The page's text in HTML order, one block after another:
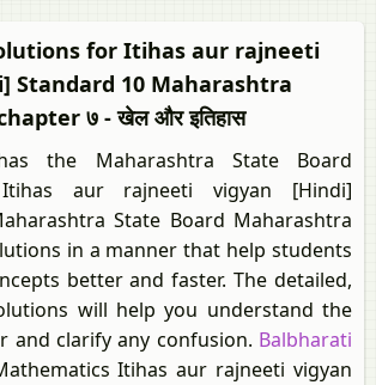
for Itihas aur rajneeti
Standard 10 Maharashtra
७ - खेल और इतिहास
the Maharashtra State Board
Itihas aur rajneeti vigyan [Hindi]
State Board Maharashtra
in a manner that help students
better and faster. The detailed,
will help you understand the
and clarify any confusion. Balbharati
Itihas aur rajneeti vigyan